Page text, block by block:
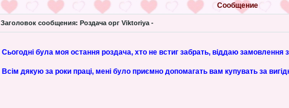
Сообщение
Заголовок сообщения: Роздача орг Viktoriya -
Сьогодні була моя остання роздача, хто не встиг забрать, віддаю
Всім дякую за роки праці, мені було приємно допомагать вам купувать за